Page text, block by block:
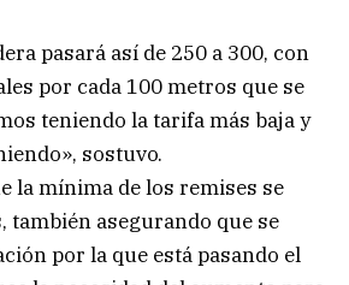
pasará así de 250 a 300, con
por cada 100 metros que se
teniendo la tarifa más baja y
sostuvo.
la mínima de los remises se
también asegurando que se
por la que está pasando el